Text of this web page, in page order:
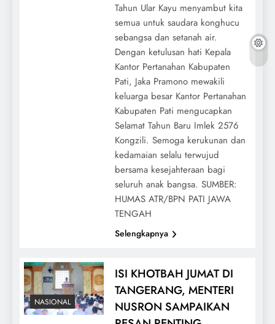
Tahun Ular Kayu menyambut kita
semua untuk saudara konghucu
sebangsa dan setanah air.
Dengan ketulusan hati Kepala
Kantor Pertanahan Kabupaten
Pati, Jaka Pramono mewakili
keluarga besar Kantor Pertanahan
Kabupaten Pati mengucapkan
Selamat Tahun Baru Imlek 2576
Kongzili. Semoga kerukunan dan
kedamaian selalu terwujud
bersama kesejahteraan bagi
seluruh anak bangsa. SUMBER:
HUMAS ATR/BPN PATI JAWA
TENGAH
Selengkapnya
NASIONAL
ISI KHOTBAH JUMAT DI
TANGERANG, MENTERI
NUSRON SAMPAIKAN